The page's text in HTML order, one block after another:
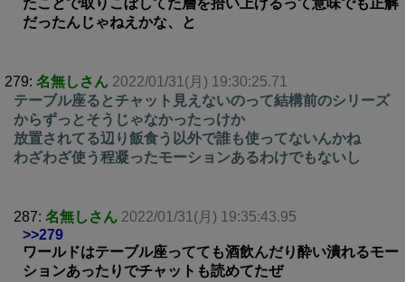
たことで取りこぼしてた層を拾い上げるって意味でも正解
だったんじゃねえかな、と
279: 名無しさん 2022/01/31(月) 19:30:25.71
テーブル座るとチャット見えないのって結構前のシリーズ
からずっとそうじゃなかったっけか
放置されてる辺り飯食う以外で誰も使ってないんかね
わざわざ使う程凝ったモーションあるわけでもないし
287: 名無しさん 2022/01/31(月) 19:35:43.95
>>279
ワールドはテーブル座ってても酒飲んだり酔い潰れるモー
ションあったりでチャットも読めてたぜ